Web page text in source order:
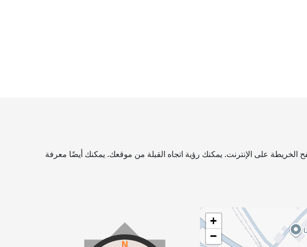
على الإنترنت. يمكنك رؤية اتجاه القبلة من موقعك. يمكنك أيضًا معرفة
+
−